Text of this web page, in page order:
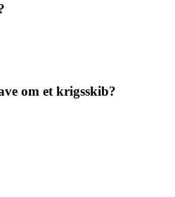
om et krigsskib?